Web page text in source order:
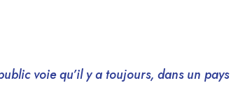
voie qu’il y a toujours, dans un